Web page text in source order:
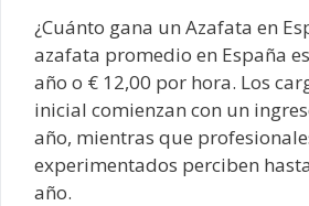
¿Cuánto gana un Azafata en
azafata promedio en España
año o € 12,00 por hora. Los
inicial comienzan con un
año, mientras que
experimentados perciben
año.